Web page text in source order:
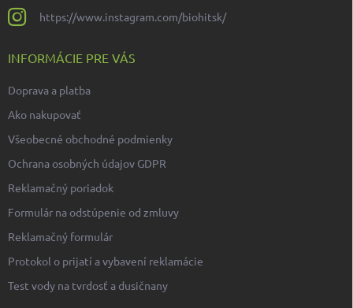
https://www.instagram.com/biohitsk/
INFORMÁCIE PRE VÁS
Doprava a platba
Ako nakupovať
Všeobecné obchodné podmienky
Ochrana osobných údajov GDPR
Reklamačný poriadok
Formulár na odstúpenie od zmluvy
Reklamačný formulár
Protokol o prijatí a vybavení reklamácie
Test vody na tvrdosť a dusičnany